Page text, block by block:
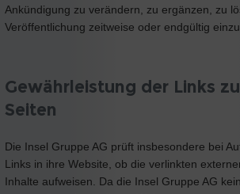
Ankündigung zu verändern, zu ergänzen, zu
Veröffentlichung zeitweise oder endgültig
Gewährleistung der Links
Seiten
Die Insel Gruppe AG prüft insbesondere bei
Links in ihre Website, ob die verlinkten
Inhalte aufweisen. Da die Insel Gruppe AG